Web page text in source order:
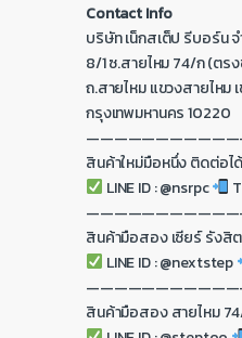
Contact Info
บริษัท เน็กสเต็ป รีบอร์น
8/1 ซ.สายไหม 74/ก (ตร
ถ.สายไหม แขวงสายไหม
กรุงเทพมหานคร 10220
สินค้าใหม่มือหนึ่ง ติดต่อไ
LINE ID : @nsrpc
สินค้ามือสอง เซียร์ รังสิ
LINE ID : @nextstep
สินค้ามือสอง สายไหม